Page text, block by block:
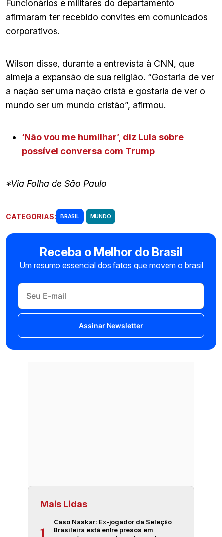
Funcionários e militares do departamento
afirmaram ter recebido convites em comunicados
corporativos.
Wilson disse, durante a entrevista à CNN, que
almeja a expansão de sua religião. “Gostaria de ver
a nação ser uma nação cristã e gostaria de ver o
mundo ser um mundo cristão”, afirmou.
‘Não vou me humilhar’, diz Lula sobre
possível conversa com Trump
*Via Folha de São Paulo
CATEGORIAS: BRASIL MUNDO
Receba o Melhor do Brasil
Um resumo essencial dos fatos que movem o brasil
Assinar Newsletter
Mais Lidas
1
Caso Naskar: Ex-jogador da Seleção
Brasileira está entre presos em